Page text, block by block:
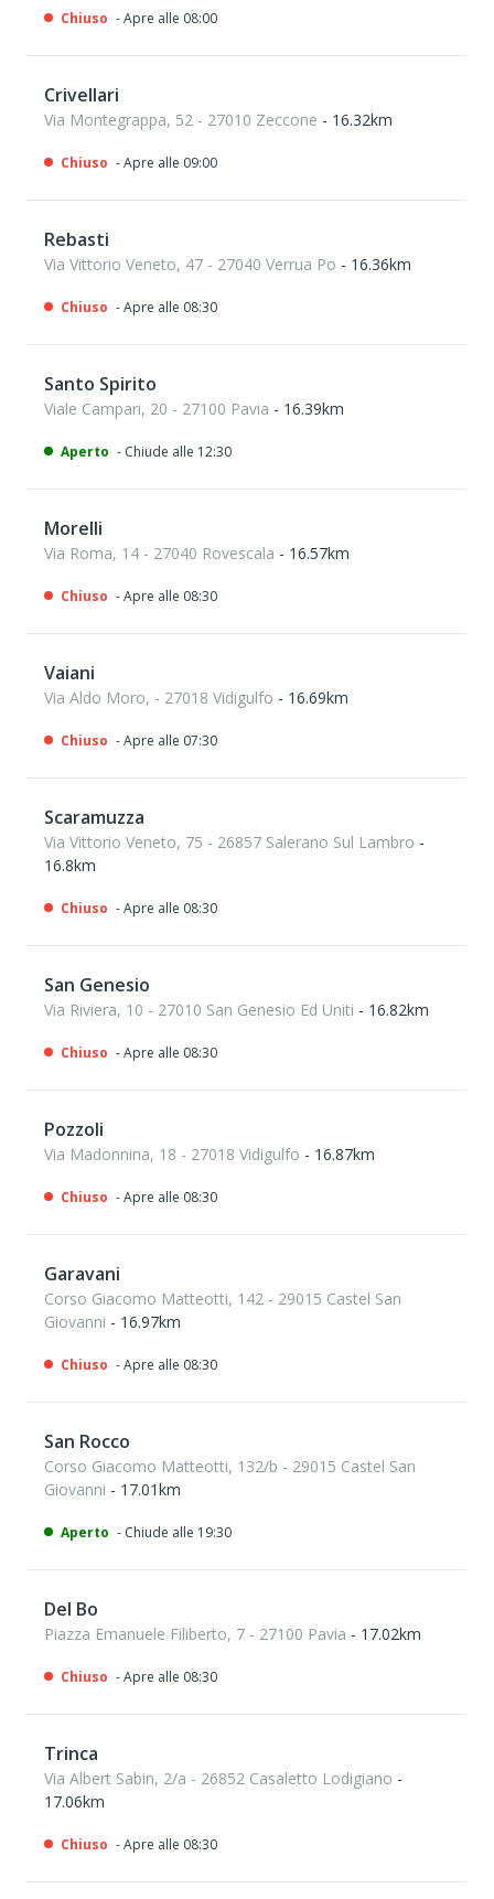
Chiuso - Apre alle 08:00
Crivellari
Via Montegrappa, 52 - 27010 Zeccone - 16.32km
Chiuso - Apre alle 09:00
Rebasti
Via Vittorio Veneto, 47 - 27040 Verrua Po - 16.36km
Chiuso - Apre alle 08:30
Santo Spirito
Viale Campari, 20 - 27100 Pavia - 16.39km
Aperto - Chiude alle 12:30
Morelli
Via Roma, 14 - 27040 Rovescala - 16.57km
Chiuso - Apre alle 08:30
Vaiani
Via Aldo Moro, - 27018 Vidigulfo - 16.69km
Chiuso - Apre alle 07:30
Scaramuzza
Via Vittorio Veneto, 75 - 26857 Salerano Sul Lambro -
16.8km
Chiuso - Apre alle 08:30
San Genesio
Via Riviera, 10 - 27010 San Genesio Ed Uniti - 16.82km
Chiuso - Apre alle 08:30
Pozzoli
Via Madonnina, 18 - 27018 Vidigulfo - 16.87km
Chiuso - Apre alle 08:30
Garavani
Corso Giacomo Matteotti, 142 - 29015 Castel San
Giovanni - 16.97km
Chiuso - Apre alle 08:30
San Rocco
Corso Giacomo Matteotti, 132/b - 29015 Castel San
Giovanni - 17.01km
Aperto - Chiude alle 19:30
Del Bo
Piazza Emanuele Filiberto, 7 - 27100 Pavia - 17.02km
Chiuso - Apre alle 08:30
Trinca
Via Albert Sabin, 2/a - 26852 Casaletto Lodigiano -
17.06km
Chiuso - Apre alle 08:30